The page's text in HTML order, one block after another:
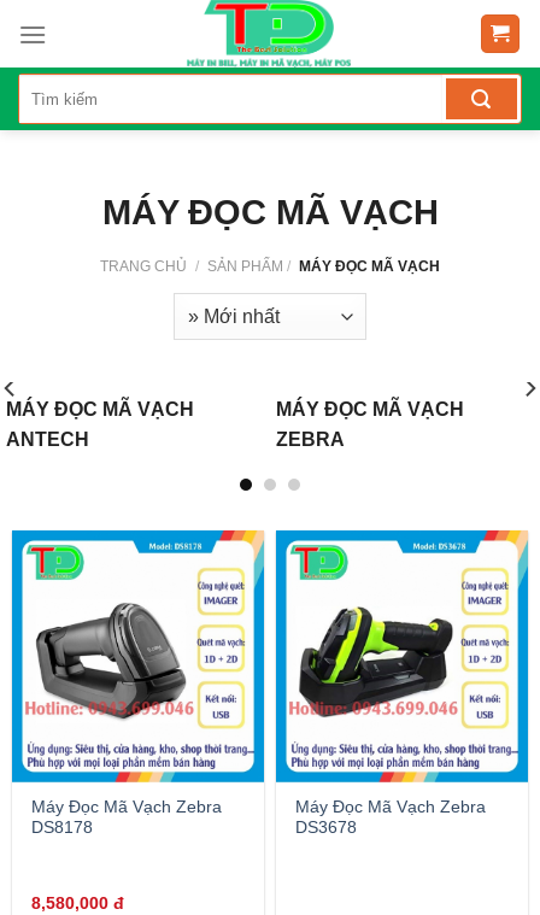
content
MÁY ĐỌC MÃ VẠCH
TRANG CHỦ / SẢN PHẨM / MÁY ĐỌC MÃ VẠCH
MÁY ĐỌC MÃ VẠCH
ANTECH
MÁY ĐỌC MÃ VẠCH
ZEBRA
Máy Đọc Mã Vạch Zebra
DS8178
8,580,000đ
Máy Đọc Mã Vạch Zebra
DS3678